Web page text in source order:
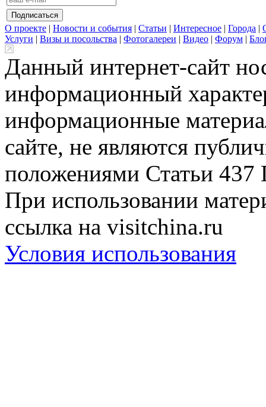
О проекте | Новости и события | Статьи | Интересное | Города |
Услуги | Визы и посольства | Фотогалереи | Видео | Форум |
Данный интернет-сайт
информационный
информационные
сайте, не являются
положениями Статьи 437
При использовании
ссылка на visitchina.ru
Условия использования